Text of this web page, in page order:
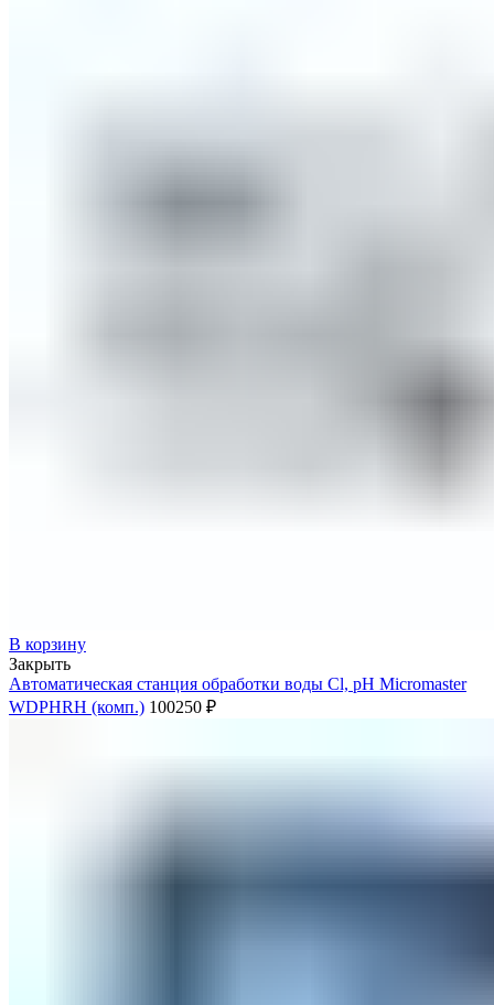
В корзину
Закрыть
Автоматическая станция обработки воды Cl, pH Micromaster
WDPHRH (комп.) 100250 ₽